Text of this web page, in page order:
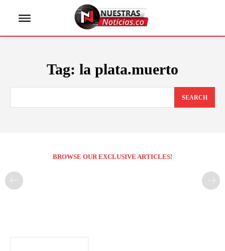
Tag: la plata.muerto
SEARCH
BROWSE OUR EXCLUSIVE ARTICLES!